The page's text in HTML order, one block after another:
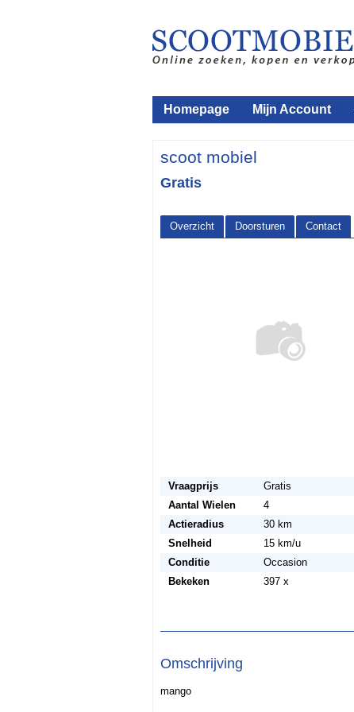
Homepage Mijn Account
scoot mobiel
Gratis
Overzicht Doorsturen Contact
Vraagprijs
Gratis
Aantal Wielen
4
Actieradius
30 km
Snelheid
15 km/u
Conditie
Occasion
Bekeken
397 x
Omschrijving
mango